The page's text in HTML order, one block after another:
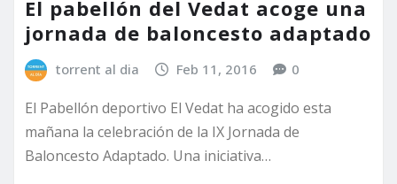
El pabellón del Vedat acoge una
jornada de baloncesto adaptado
torrent al dia Feb 11, 2016 0
El Pabellón deportivo El Vedat ha acogido esta
mañana la celebración de la IX Jornada de
Baloncesto Adaptado. Una iniciativa…